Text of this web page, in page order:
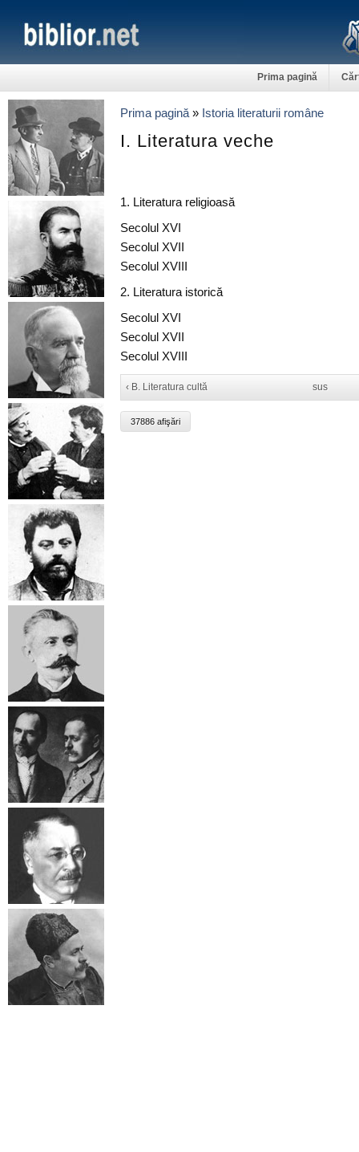
Prima pagină
Prima pagină » Istoria literaturii române
I. Literatura veche
1. Literatura religioasă
Secolul XVI
Secolul XVII
Secolul XVIII
2. Literatura istorică
Secolul XVI
Secolul XVII
Secolul XVIII
‹ B. Literatura cultă sus
37886 afişări